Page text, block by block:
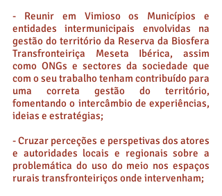
- Reunir em Vimioso os Municípios e
entidades intermunicipais envolvidas na
gestão do território da Reserva da Biosfera
Transfronteiriça Meseta Ibérica, assim
como ONGs e sectores da sociedade que
com o seu trabalho tenham contribuído para
uma correta gestão do território,
fomentando o intercâmbio de experiências,
ideias e estratégias;
- Cruzar perceções e perspetivas dos atores
e autoridades locais e regionais sobre a
problemática do uso do meio nos espaços
rurais transfronteiriços onde intervenham;